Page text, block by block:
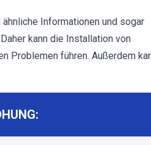
Informationen und sogar
kann die Installation von
Problemen führen. Außerdem